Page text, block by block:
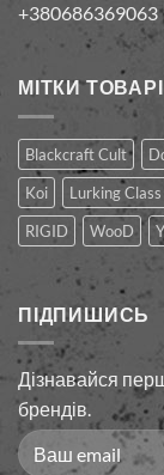
+380686369063
МІТКИ
Blackcraft Cult
Koi
Lurking Class
RIGID
WooD
ПІДПИШИСЬ
Дізнавайся
брендів.